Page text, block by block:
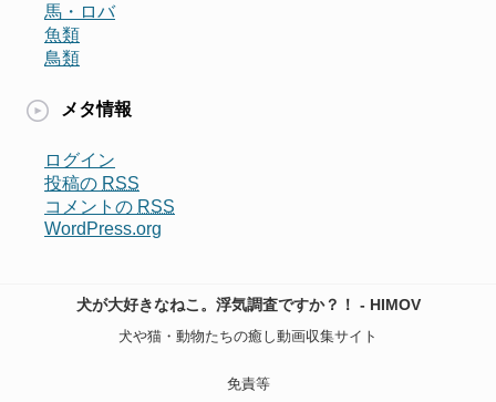
馬・ロバ
魚類
鳥類
メタ情報
ログイン
投稿の RSS
コメントの RSS
WordPress.org
犬が大好きなねこ。浮気調査ですか？！ - HIMOV
犬や猫・動物たちの癒し動画収集サイト
免責等